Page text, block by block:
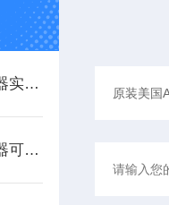
1756-L85E可编程逻辑控制器实操应用常见问题分析及解决方法探讨
1756-L85E可编程逻辑控制器可满足多行业自动化精准控制需求